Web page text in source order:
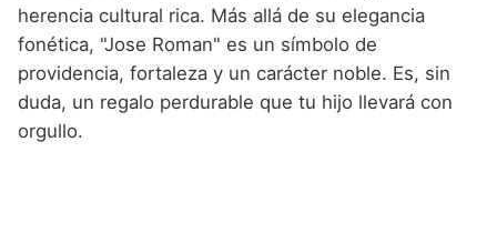
herencia cultural rica. Más allá de su elegancia
fonética, "Jose Roman" es un símbolo de
providencia, fortaleza y un carácter noble. Es, sin
duda, un regalo perdurable que tu hijo llevará con
orgullo.